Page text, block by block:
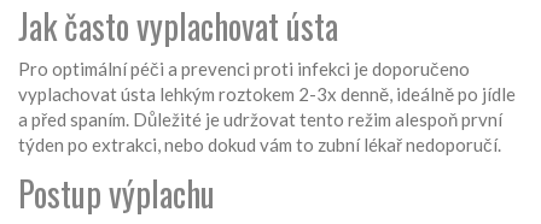
Jak často vyplachovat ústa
Pro optimální péči a prevenci proti infekci je doporučeno
vyplachovat ústa lehkým roztokem 2-3x denně, ideálně po jídle
a před spaním. Důležité je udržovat tento režim alespoň první
týden po extrakci, nebo dokud vám to zubní lékař nedoporučí.
Postup výplachu